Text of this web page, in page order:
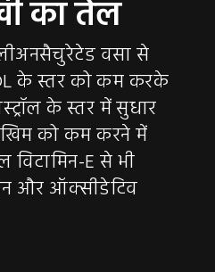
सूरजमुखी का तेल
वसा से
के स्तर को कम करके
के स्तर में सुधार
को कम करने में
E से भी
और ऑक्सीडेटिव